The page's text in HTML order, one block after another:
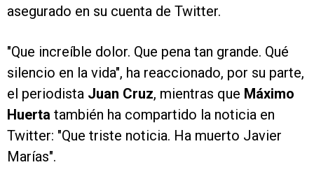
asegurado en su cuenta de Twitter.
"Que increíble dolor. Que pena tan grande. Qué
silencio en la vida", ha reaccionado, por su parte,
el periodista Juan Cruz, mientras que Máximo
Huerta también ha compartido la noticia en
Twitter: "Que triste noticia. Ha muerto Javier
Marías".